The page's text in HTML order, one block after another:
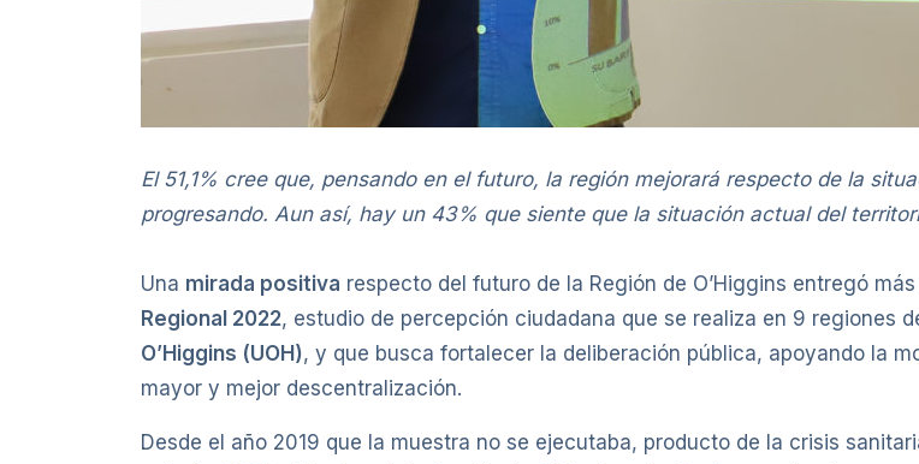
El 51,1% cree que, pensando en el futuro, la región mejorará respecto de la
progresando. Aun así, hay un 43% que siente que la situación actual del
Una mirada positiva respecto del futuro de la Región de O’Higgins entregó
Regional 2022, estudio de percepción ciudadana que se realiza en 9 regiones
O’Higgins (UOH), y que busca fortalecer la deliberación pública, apoyando la
mayor y mejor descentralización.
Desde el año 2019 que la muestra no se ejecutaba, producto de la crisis